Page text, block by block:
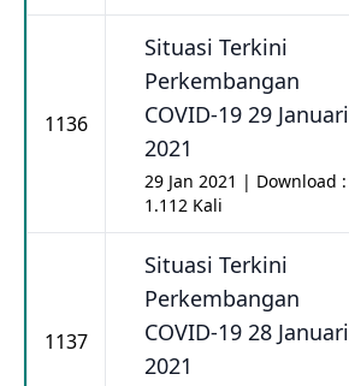
1136
Situasi Terkini
Perkembangan
COVID-19 29 Januari
2021
29 Jan 2021 | Download :
1.112 Kali
1137
Situasi Terkini
Perkembangan
COVID-19 28 Januari
2021